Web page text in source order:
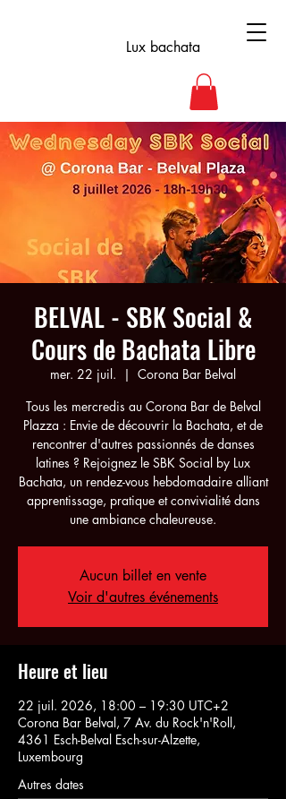
Lux bachata
BELVAL - SBK Social &
Cours de Bachata Libre
mer. 22 juil.
  |
Corona Bar Belval
Tous les mercredis au Corona Bar de Belval
Plazza : Envie de découvrir la Bachata, et de
rencontrer d'autres passionnés de danses
latines ? Rejoignez le SBK Social by Lux
Bachata, un rendez-vous hebdomadaire alliant
apprentissage, pratique et convivialité dans
une ambiance chaleureuse.
Aucun billet en vente
Voir d'autres événements
Heure et lieu
22 juil. 2026, 18:00 – 19:30 UTC+2
Corona Bar Belval, 7 Av. du Rock'n'Roll,
4361 Esch-Belval Esch-sur-Alzette,
Luxembourg
Autres dates